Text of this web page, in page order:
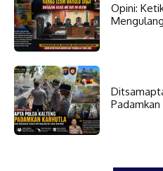
Opini: